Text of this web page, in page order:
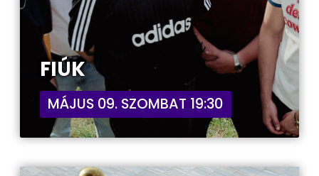
FIÚK
MÁJUS 09. SZOMBAT 19:30